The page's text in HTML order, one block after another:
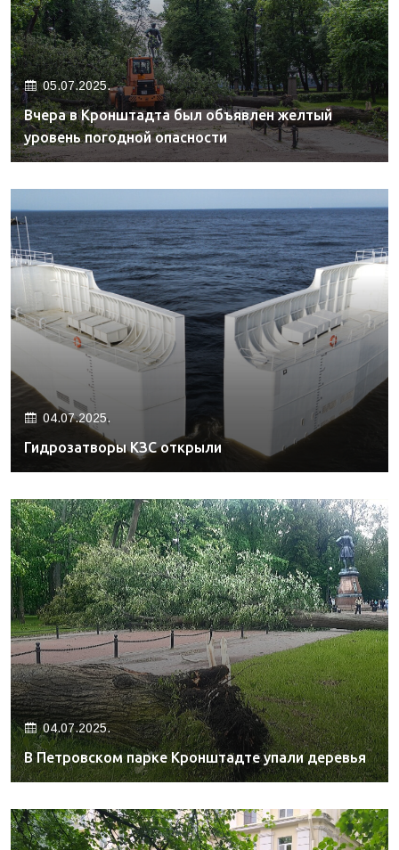
05.07.2025.
Вчера в Кронштадта был объявлен желтый
уровень погодной опасности
04.07.2025.
Гидрозатворы КЗС открыли
04.07.2025.
В Петровском парке Кронштадте упали деревья